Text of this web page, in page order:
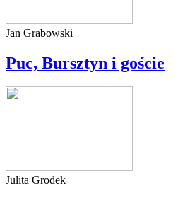
Jan Grabowski
Puc, Bursztyn i goście
Julita Grodek